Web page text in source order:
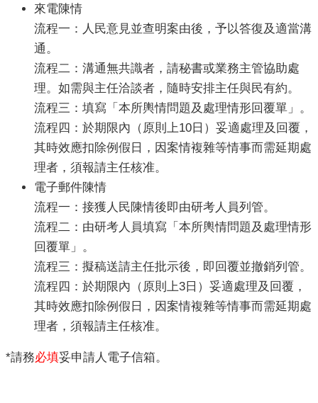
流
來電陳情
流程一：人民意見並查明案由後，予以答復及適當溝
通。
流程二：溝通無共識者，請秘書或業務主管協助處
理。如需與主任洽談者，隨時安排主任與民有約。
流程三：填寫「本所輿情問題及處理情形回覆單」。
流程四：於期限內（原則上10日）妥適處理及回覆，
其時效應扣除例假日，因案情複雜等情事而需延期處
理者，須報請主任核准。
電子郵件陳情
流程一：接獲人民陳情後即由研考人員列管。
流程二：由研考人員填寫「本所輿情問題及處理情形
回覆單」。
流程三：擬稿送請主任批示後，即回覆並撤銷列管。
流程四：於期限內（原則上3日）妥適處理及回覆，
其時效應扣除例假日，因案情複雜等情事而需延期處
理者，須報請主任核准。
*請務必填妥申請人電子信箱。